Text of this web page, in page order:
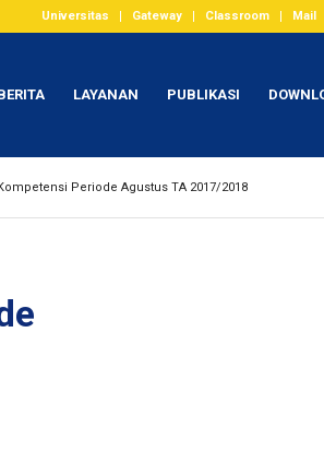
Universitas Gateway Classroom Mail
LAYANAN PUBLIKASI
Periode Agustus TA 2017/2018